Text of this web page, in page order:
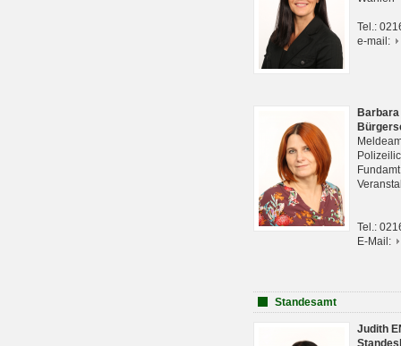
Tel.:
e-mail:
Tel.:
E-Mail:
Standesamt
Judith